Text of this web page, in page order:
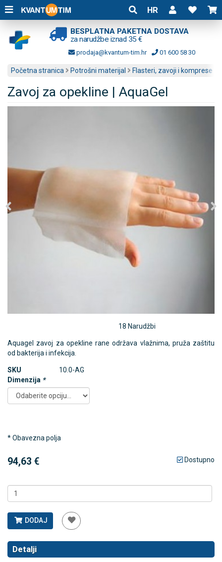
HR
BESPLATNA PAKETNA DOSTAVA
za narudžbe iznad 35 €
prodaja@kvantum-tim.hr 01 600 58 30
Početna stranica Potrošni materijal Flasteri, zavoji i komprese
Zavoj za opekline | AquaGel
18 Narudžbi
Aquagel zavoj za opekline rane održava vlažnima, pruža zaštitu
od bakterija i infekcija.
SKU
10.0-AG
Dimenzija *
* Obavezna polja
94,63 € Dostupno
DODAJ
Detalji